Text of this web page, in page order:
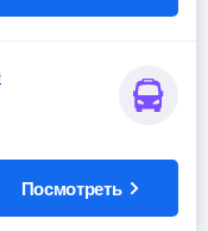
Посмотреть